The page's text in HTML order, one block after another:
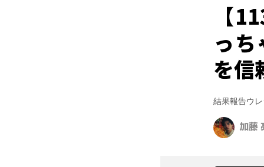
【
っ
を信
結果報告ウ
加藤